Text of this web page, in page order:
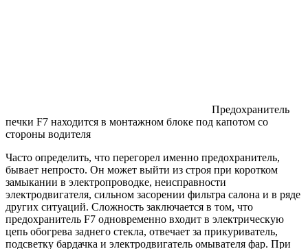
Предохранитель
печки F7 находится в монтажном блоке под капотом со
стороны водителя
Часто определить, что перегорел именно предохранитель,
бывает непросто. Он может выйти из строя при коротком
замыкании в электропроводке, неисправности
электродвигателя, сильном засорении фильтра салона и в ряде
других ситуаций. Сложность заключается в том, что
предохранитель F7 одновременно входит в электрическую
цепь обогрева заднего стекла, отвечает за прикуриватель,
подсветку бардачка и электродвигатель омывателя фар. При